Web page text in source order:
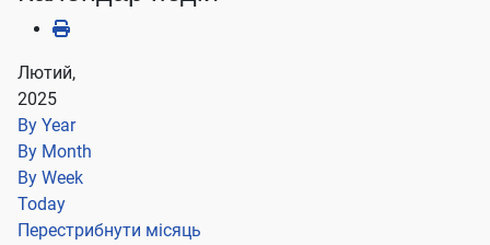
Лютий,
2025
By Year
By Month
By Week
Today
Перестрибнути місяць